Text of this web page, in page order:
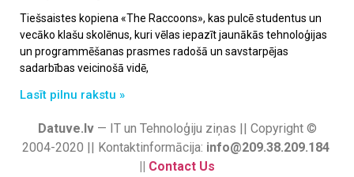
Tiešsaistes kopiena «The Raccoons», kas pulcē studentus un
vecāko klašu skolēnus, kuri vēlas iepazīt jaunākās tehnoloģijas
un programmēšanas prasmes radošā un savstarpējas
sadarbības veicinošā vidē,
Lasīt pilnu rakstu »
Datuve.lv— IT un Tehnoloģiju ziņas || Copyright ©
2004-2020 || Kontaktinformācija: info@209.38.209.184
|| Contact Us